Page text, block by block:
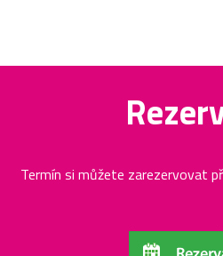
Termín si můžete zarezervovat